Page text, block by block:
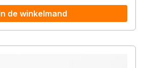
de winkelmand